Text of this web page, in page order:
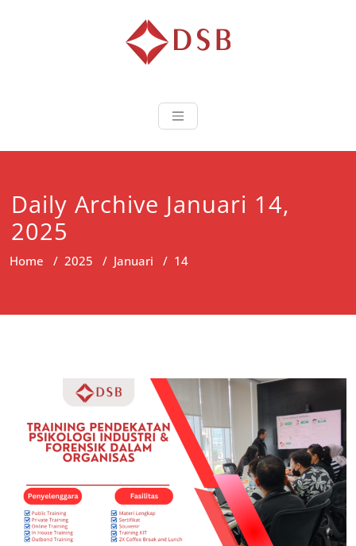
Diorama
Daily Archive Januari 14,
2025
Home / 2025 / Januari / 14